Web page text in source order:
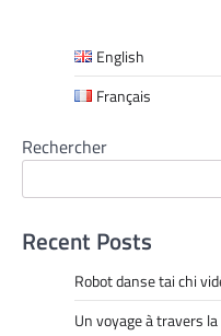
English
Français
Rechercher
Recent Posts
Robot danse tai chi
Un voyage à travers